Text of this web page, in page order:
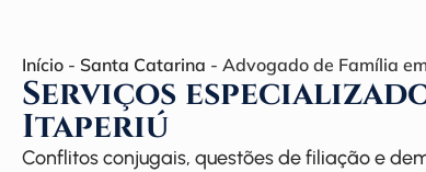
Início - Santa Catarina - Advogado de Família
Serviços
Itaperiú
Conflitos conjugais, questões de filiação e